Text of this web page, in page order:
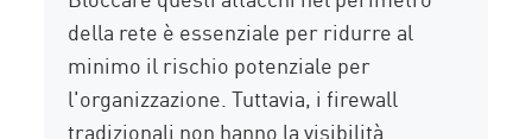
della rete è essenziale per ridurre al
minimo il rischio potenziale per
l'organizzazione. Tuttavia, i firewall
tradizionali non hanno la visibilità